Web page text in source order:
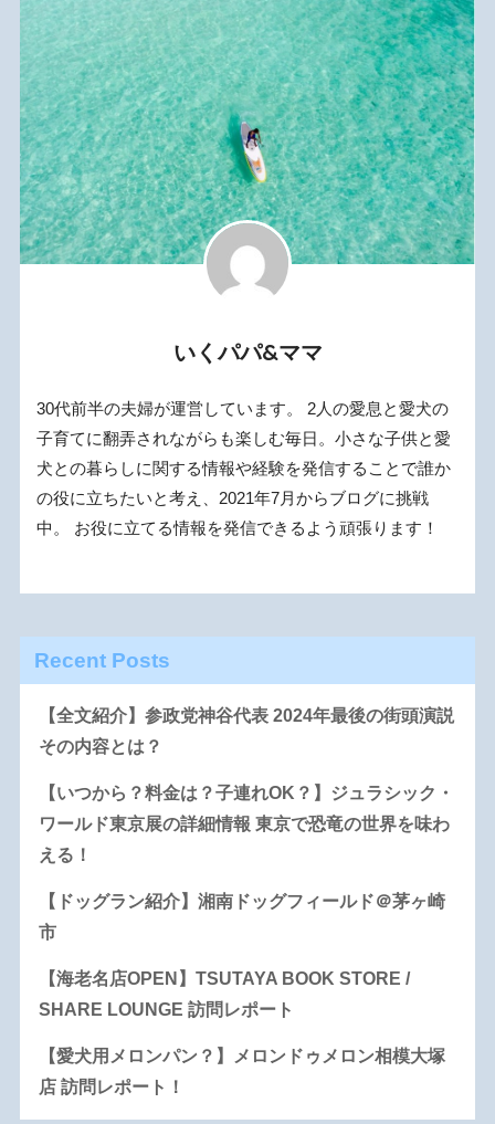
いくパパ&ママ
30代前半の夫婦が運営しています。 2人の愛息と愛犬の
子育てに翻弄されながらも楽しむ毎日。小さな子供と愛
犬との暮らしに関する情報や経験を発信することで誰か
の役に立ちたいと考え、2021年7月からブログに挑戦
中。 お役に立てる情報を発信できるよう頑張ります！
Recent Posts
【全文紹介】参政党神谷代表 2024年最後の街頭演説
その内容とは？
【いつから？料金は？子連れOK？】ジュラシック・
ワールド東京展の詳細情報 東京で恐竜の世界を味わ
える！
【ドッグラン紹介】湘南ドッグフィールド＠茅ヶ崎
市
【海老名店OPEN】TSUTAYA BOOK STORE /
SHARE LOUNGE 訪問レポート
【愛犬用メロンパン？】メロンドゥメロン相模大塚
店 訪問レポート！